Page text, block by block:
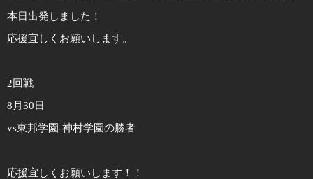
本日出発しました！
応援宜しくお願いします。
2回戦
8月30日
vs東邦学園-神村学園の勝者
応援宜しくお願いします！！